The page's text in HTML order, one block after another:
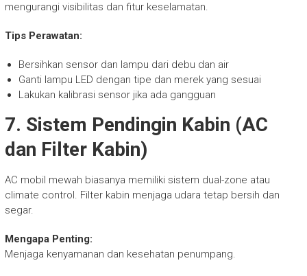
mengurangi visibilitas dan fitur keselamatan.
Tips Perawatan:
Bersihkan sensor dan lampu dari debu dan air
Ganti lampu LED dengan tipe dan merek yang sesuai
Lakukan kalibrasi sensor jika ada gangguan
7. Sistem Pendingin Kabin (AC
dan Filter Kabin)
AC mobil mewah biasanya memiliki sistem dual-zone atau
climate control. Filter kabin menjaga udara tetap bersih dan
segar.
Mengapa Penting:
Menjaga kenyamanan dan kesehatan penumpang.